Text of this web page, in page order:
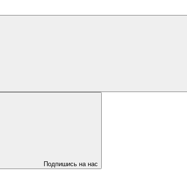
Подпишись на нас